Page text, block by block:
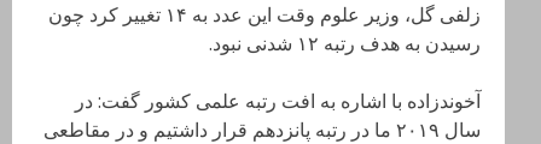
زلفی گل، وزیر علوم وقت این عدد به ۱۴ تغییر کرد چون
رسیدن به هدف‌ رتبه ۱۲ شدنی نبود.
آخوندزاده با اشاره به افت رتبه علمی کشور گفت: در
سال ۲۰۱۹ ما در رتبه پانزدهم قرار داشتیم و در مقاطعی